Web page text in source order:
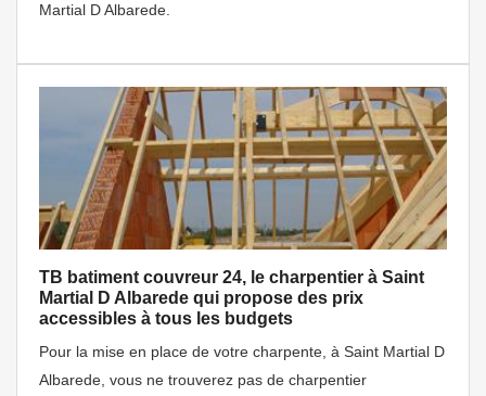
Martial D Albarede.
TB batiment couvreur 24, le charpentier à Saint
Martial D Albarede qui propose des prix
accessibles à tous les budgets
Pour la mise en place de votre charpente, à Saint Martial D
Albarede, vous ne trouverez pas de charpentier